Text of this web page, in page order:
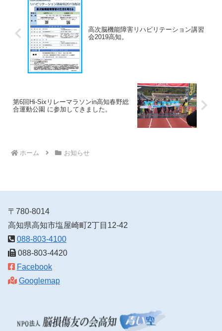
高次脳機能障害リハビリテーション講習
会2019高知。
第6回Hi-Sixリレーマラソンin高知春野総
合運動公園 に参加してきました。
ホーム お知らせ
〒780-8014
高知県高知市塩屋崎町2丁目12-42
088-803-4100
088-803-4420
Facebook
Googlemap